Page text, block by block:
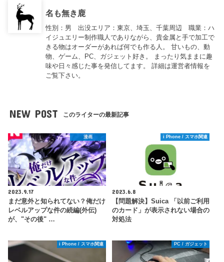
名も無き鹿
性別：男 出没エリア：東京、埼玉、千葉周辺 職業：ハ
イジュエリー制作職人でありながら、貴金属と手で加工で
きる物はオーダーがあれば何でも作る人。 甘いもの、動
物、ゲーム、PC、ガジェット好き。 まったり気ままに趣
味や日々感じた事を発信してます。 詳細は運営者情報を
ご覧下さい。
NEW POST このライターの最新記事
漫画
2023.9.17
まだ意外と知られてない？俺だけ
レベルアップな件の続編(外伝)
が、"その後" …
i Phone / スマホ関連
2023.6.8
【問題解決】Suica 「以前ご利用
のカード」が表示されない場合の
対処法
i Phone / スマホ関連 PC / ガジェット